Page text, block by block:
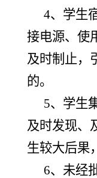
4、学生
接电源、使
及时制止，
的。
5、学生
及时发现、
生较大后果
6、未经